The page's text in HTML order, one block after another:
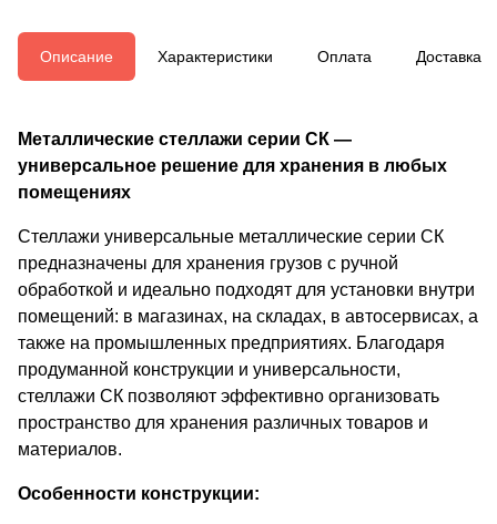
Описание Характеристики Оплата Доставка
Металлические стеллажи серии СК —
универсальное решение для хранения в любых
помещениях
Стеллажи универсальные металлические серии СК
предназначены для хранения грузов с ручной
обработкой и идеально подходят для установки внутри
помещений: в магазинах, на складах, в автосервисах, а
также на промышленных предприятиях. Благодаря
продуманной конструкции и универсальности,
стеллажи СК позволяют эффективно организовать
пространство для хранения различных товаров и
материалов.
Особенности конструкции: